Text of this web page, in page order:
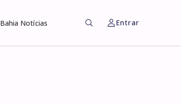
Bahia Notícias Entrar